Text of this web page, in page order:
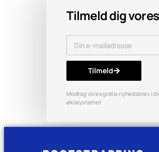
Tilmeld dig
Tilmeld
Modtag vores gratis nyhedsbrev i
økosystemet